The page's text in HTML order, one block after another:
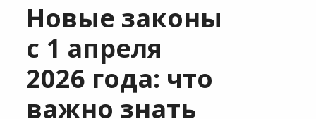
Новые законы
с 1 апреля
2026 года: что
важно знать